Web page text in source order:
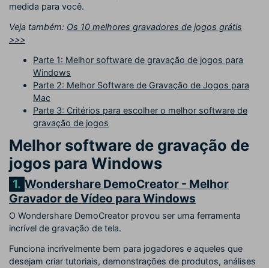
Blog
medida para você.
Veja também: Os 10 melhores gravadores de jogos grátis
>>>
Parte 1: Melhor software de gravação de jogos para
Windows
Parte 2: Melhor Software de Gravação de Jogos para
Mac
Parte 3: Critérios para escolher o melhor software de
gravação de jogos
Melhor software de gravação de
jogos para Windows
1. Wondershare DemoCreator - Melhor
Gravador de Vídeo para Windows
O Wondershare DemoCreator provou ser uma ferramenta
incrível de gravação de tela.
Funciona incrivelmente bem para jogadores e aqueles que
desejam criar tutoriais, demonstrações de produtos, análises